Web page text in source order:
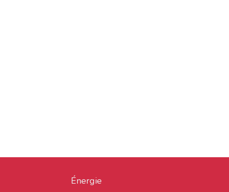
Énergie